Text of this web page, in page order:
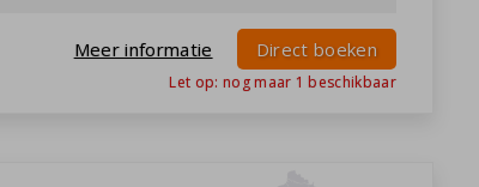
Meer informatie Direct boeken
Let op: nog maar 1 beschikbaar